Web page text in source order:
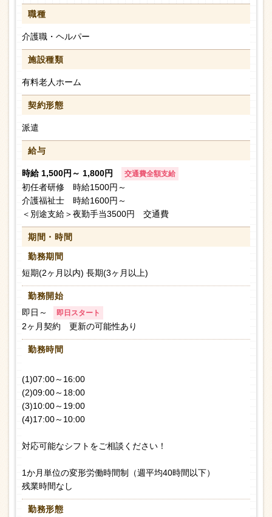
職種
介護職・ヘルパー
施設種類
有料老人ホーム
契約形態
派遣
給与
時給 1,500円～ 1,800円 交通費全額支給
初任者研修 時給1500円～
介護福祉士 時給1600円～
＜別途支給＞夜勤手当3500円 交通費
期間・時間
勤務期間
短期(2ヶ月以内) 長期(3ヶ月以上)
勤務開始
即日～
即日スタート
2ヶ月契約 更新の可能性あり
勤務時間
(1)07:00～16:00
(2)09:00～18:00
(3)10:00～19:00
(4)17:00～10:00
対応可能なシフトをご相談ください！
1か月単位の変形労働時間制（週平均40時間以下）
残業時間なし
勤務形態